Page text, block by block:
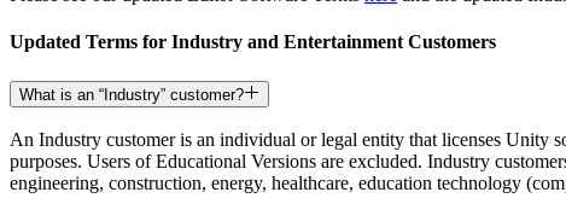
LiveOps
Développez
Acquisition de nouveaux joueurs
Faites-vous découvrir et acquérez des utilisateurs mobiles
Distribution
Stimulez l'innovation et les expériences en voiture
Voir toutes les industries
Histoires de succès dans le monde réel
Guides des meilleures pratiques
Conseils et astuces d'experts
Célébration des créateurs Unity dans le monde entier
Guides pratiques
Formation
Pour les étudiants
Démarrez votre carrière
Updated Terms for Industry and Entertainment Customers
What is an “Industry” customer?
An Industry customer is an individual or legal entity that licenses Unity
purposes. Users of Educational Versions are excluded. Industry
engineering, construction, energy, healthcare, education technology